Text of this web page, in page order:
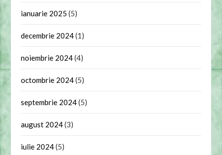
ianuarie 2025 (5)
decembrie 2024(1)
noiembrie 2024(4)
octombrie 2024(5)
septembrie 2024(5)
august 2024(3)
iulie 2024(5)